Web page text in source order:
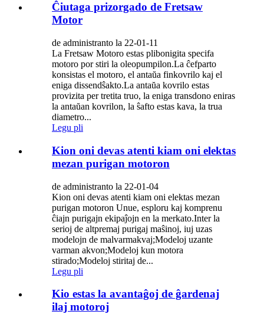
Ĉiutaga prizorgado de Fretsaw
Motor
de administranto la 22-01-11
La Fretsaw Motoro estas plibonigita specifa
motoro por stiri la oleopumpilon.La ĉefparto
konsistas el motoro, el antaŭa finkovrilo kaj el
eniga dissendŝakto.La antaŭa kovrilo estas
provizita per tretita truo, la eniga transdono eniras
la antaŭan kovrilon, la ŝafto estas kava, la trua
diametro...
Legu pli
Kion oni devas atenti kiam oni elektas
mezan purigan motoron
de administranto la 22-01-04
Kion oni devas atenti kiam oni elektas mezan
purigan motoron Unue, esploru kaj komprenu
ĉiajn purigajn ekipaĵojn en la merkato.Inter la
serioj de altpremaj purigaj maŝinoj, iuj uzas
modelojn de malvarmakvaj;Modeloj uzante
varman akvon;Modeloj kun motora
stirado;Modeloj stiritaj de...
Legu pli
Kio estas la avantaĝoj de ĝardenaj
ilaj motoroj